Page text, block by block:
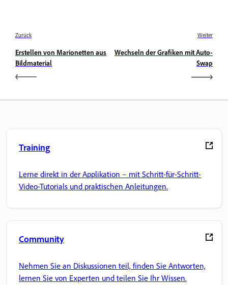
Zurück
Erstellen von Marionetten aus
Bildmaterial
Weiter
Wechseln der Grafiken mit Auto-
Swap
Training
Lerne direkt in der Applikation – mit Schritt-für-Schritt-
Video-Tutorials und praktischen Anleitungen.
Community
Nehmen Sie an Diskussionen teil, finden Sie Antworten,
lernen Sie von Experten und teilen Sie Ihr Wissen.